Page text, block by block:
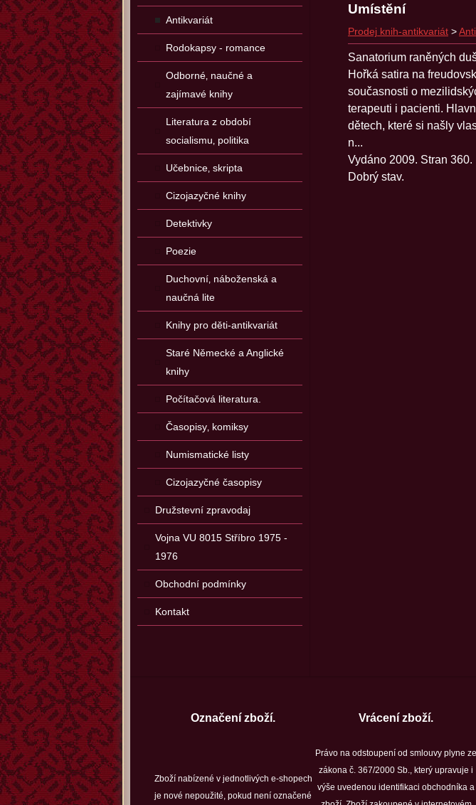
Umístění
Prodej knih-antikvariát >
Sanatorium raněných
Hořká satira na
současnosti o
terapeuti i pacienti.
dětech, které si našly
n...
Vydáno 2009. Stran 360.
Dobrý stav.
Antikvariát
Rodokapsy - romance
Odborné‚ naučné a
zajímavé knihy
Literatura z období
socialismu‚ politika
Učebnice‚ skripta
Cizojazyčné knihy
Detektivky
Poezie
Duchovní‚ náboženská a
naučná lite
Knihy pro děti-antikvariát
Staré Německé a Anglické
knihy
Počítačová literatura.
Časopisy‚ komiksy
Numismatické listy
Cizojazyčné časopisy
Družstevní zpravodaj
Vojna VU 8015 Stříbro 1975 -
1976
Obchodní podmínky
Kontakt
Označení zboží. Vrácení zboží.
Zboží nabízené v jednotlivých e-shopech
je nové nepoužité, pokud není označené
Právo na odstoupení od smlouvy plyne ze
zákona č. 367/2000 Sb., který upravuje i
výše uvedenou identifikaci obchodníka a